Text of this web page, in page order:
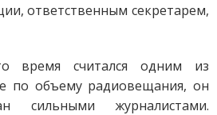
ответственным секретарем,
время считался одним из
по объему радиовещания, он
сильными журналистами.